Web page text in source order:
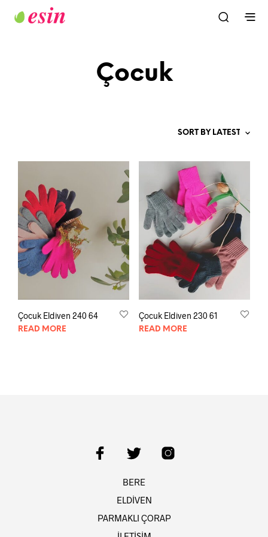
Çocuk
Çocuk Eldiven 240 64
READ MORE
Çocuk Eldiven 230 61
READ MORE
BERE
ELDİVEN
PARMAKLI ÇORAP